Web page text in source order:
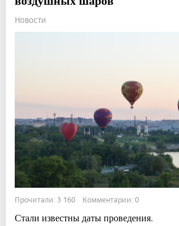
Новости
Прочитали: 3 160 Комментарии: 0
Стали известны даты проведения.